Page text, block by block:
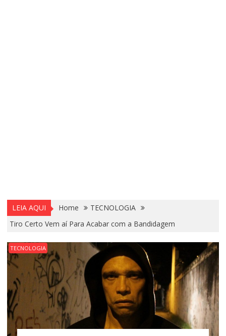
LEIA AQUI Home
TECNOLOGIA
Tiro Certo Vem aí Para Acabar com a Bandidagem
TECNOLOGIA